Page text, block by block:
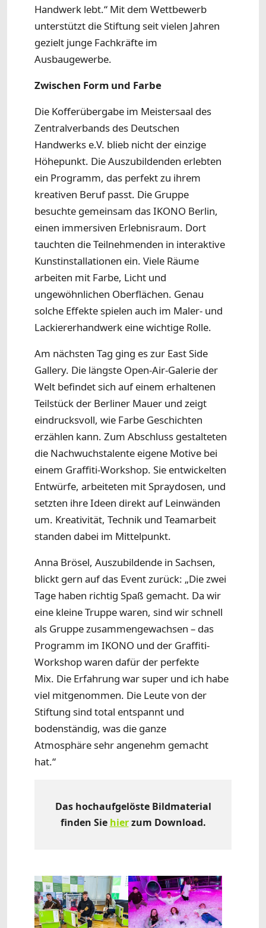
Handwerk lebt.“ Mit dem Wettbewerb
unterstützt die Stiftung seit vielen Jahren
gezielt junge Fachkräfte im
Ausbaugewerbe.
Zwischen Form und Farbe
Die Kofferübergabe im Meistersaal des
Zentralverbands des Deutschen
Handwerks e.V. blieb nicht der einzige
Höhepunkt. Die Auszubildenden erlebten
ein Programm, das perfekt zu ihrem
kreativen Beruf passt. Die Gruppe
besuchte gemeinsam das IKONO Berlin,
einen immersiven Erlebnisraum. Dort
tauchten die Teilnehmenden in interaktive
Kunstinstallationen ein. Viele Räume
arbeiten mit Farbe, Licht und
ungewöhnlichen Oberflächen. Genau
solche Effekte spielen auch im Maler- und
Lackiererhandwerk eine wichtige Rolle.
Am nächsten Tag ging es zur East Side
Gallery. Die längste Open-Air-Galerie der
Welt befindet sich auf einem erhaltenen
Teilstück der Berliner Mauer und zeigt
eindrucksvoll, wie Farbe Geschichten
erzählen kann. Zum Abschluss gestalteten
die Nachwuchstalente eigene Motive bei
einem Graffiti-Workshop. Sie entwickelten
Entwürfe, arbeiteten mit Spraydosen, und
setzten ihre Ideen direkt auf Leinwänden
um. Kreativität, Technik und Teamarbeit
standen dabei im Mittelpunkt.
Anna Brösel, Auszubildende in Sachsen,
blickt gern auf das Event zurück: „Die zwei
Tage haben richtig Spaß gemacht. Da wir
eine kleine Truppe waren, sind wir schnell
als Gruppe zusammengewachsen – das
Programm im IKONO und der Graffiti-
Workshop waren dafür der perfekte
Mix. Die Erfahrung war super und ich habe
viel mitgenommen. Die Leute von der
Stiftung sind total entspannt und
bodenständig, was die ganze
Atmosphäre sehr angenehm gemacht
hat.“
Das hochaufgelöste Bildmaterial
finden Sie hierzum Download.
Show larger version Show larger version